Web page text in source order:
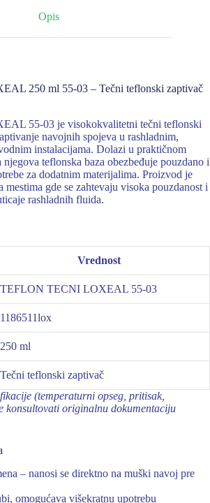
Opis
250 ml 55-03 – Tečni teflonski zaptivač
55-03 je visokokvalitetni tečni teflonski
navojnih spojeva u rashladnim,
instalacijama. Dolazi u praktičnom
teflonska baza obezbeđuje pouzdano i
za dodatnim materijalima. Proizvod je
mestima gde se zahtevaju visoka pouzdanost i
rashladnih fluida.
Vrednost
TEFLON TECNI LOXEAL 55-03
1186511lox
250 ml
Tečni teflonski zaptivač
(temperaturni opseg, pritisak,
konsultovati originalnu dokumentaciju
– nanosi se direktno na muški navoj pre
omogućava višekratnu upotrebu